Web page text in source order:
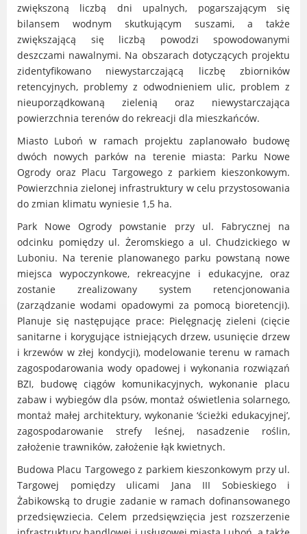
Wielkopolski Park Narodowy
Muzeum Narodowe Rolnictwa i
Przemysłu Rolno-Spożywczego w
Szreniawie
PTTK
Urząd Skarbowy
Państwowe Gospodarstwo Wodne
KONTAKT
Dane adresowe, wydziały i sprawy
zwiększoną liczbą dni upalnych, pogarszającym się
bilansem wodnym skutkującym suszami, a także
zwiększającą się liczbą powodzi spowodowanymi
deszczami nawalnymi. Na obszarach dotyczących projektu
zidentyfikowano niewystarczającą liczbę zbiorników
retencyjnych, problemy z odwodnieniem ulic, problem z
nieuporządkowaną zielenią oraz niewystarczająca
powierzchnia terenów do rekreacji dla mieszkańców.
Miasto Luboń w ramach projektu zaplanowało budowę
dwóch nowych parków na terenie miasta: Parku Nowe
Ogrody oraz Placu Targowego z parkiem kieszonkowym.
Powierzchnia zielonej infrastruktury w celu przystosowania
do zmian klimatu wyniesie 1,5 ha.
Park Nowe Ogrody powstanie przy ul. Fabrycznej na
odcinku pomiędzy ul. Żeromskiego a ul. Chudzickiego w
Luboniu. Na terenie planowanego parku powstaną nowe
miejsca wypoczynkowe, rekreacyjne i edukacyjne, oraz
zostanie zrealizowany system retencjonowania
(zarządzanie wodami opadowymi za pomocą bioretencji).
Planuje się następujące prace: Pielęgnację zieleni (cięcie
sanitarne i korygujące istniejących drzew, usunięcie drzew
i krzewów w złej kondycji), modelowanie terenu w ramach
zagospodarowania wody opadowej i wykonania rozwiązań
BZI, budowę ciągów komunikacyjnych, wykonanie placu
zabaw i wybiegów dla psów, montaż oświetlenia solarnego,
montaż małej architektury, wykonanie ‘ścieżki edukacyjnej’,
zagospodarowanie strefy leśnej, nasadzenie roślin,
założenie trawników, założenie łąk kwietnych.
Budowa Placu Targowego z parkiem kieszonkowym przy ul.
Targowej pomiędzy ulicami Jana III Sobieskiego i
Żabikowską to drugie zadanie w ramach dofinansowanego
przedsięwziecia. Celem przedsięwzięcia jest rozszerzenie